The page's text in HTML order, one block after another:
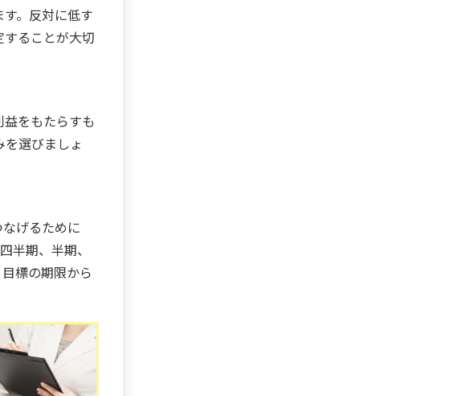
。反対に低す
ることが大切
をもたらすも
選びましょ
げるために
半期、半期、
標の期限から